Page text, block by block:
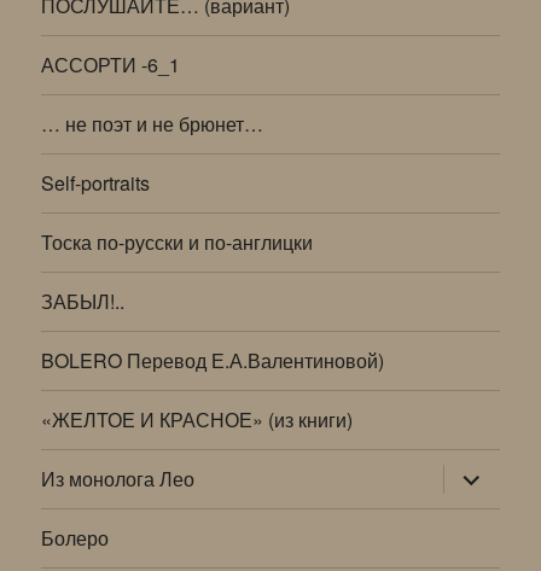
ПОСЛУШАЙТЕ… (вариант)
АССОРТИ -6_1
… не поэт и не брюнет…
Self-portraits
Тоска по-русски и по-англицки
ЗАБЫЛ!..
BOLERO Перевод Е.А.Валентиновой)
«ЖЕЛТОЕ И КРАСНОЕ» (из книги)
Из монолога Лео раскрыть
дочернее
меню
Болеро